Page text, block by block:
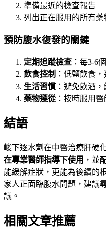
準備最近的檢查報告
列出正在服用的所有藥
預防腹水復發的關鍵
定期追蹤檢查 ：每3-6
飲食控制 ：低鹽飲食
生活習慣 ：避免飲酒
藥物遵從 ：按時服用
結語
峻下逐水劑在中醫治療肝硬
在專業醫師指導下使用 ，並
能緩解症狀，更能為後續的
家人正面臨腹水問題，建議
議。
相關文章推薦